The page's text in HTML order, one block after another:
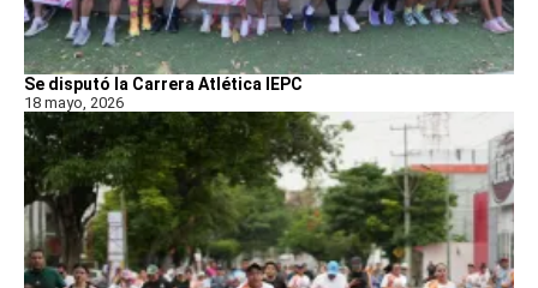
Se disputó la Carrera Atlética IEPC
18 mayo, 2026